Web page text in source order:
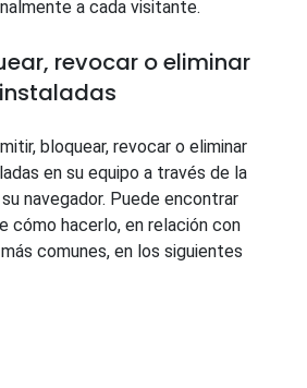
a cada visitante.
revocar o eliminar
bloquear, revocar o eliminar
en su equipo a través de la
navegador. Puede encontrar
cómo hacerlo, en relación con
comunes, en los siguientes